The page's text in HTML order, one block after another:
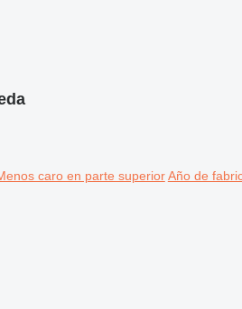
caro en parte superior Año de